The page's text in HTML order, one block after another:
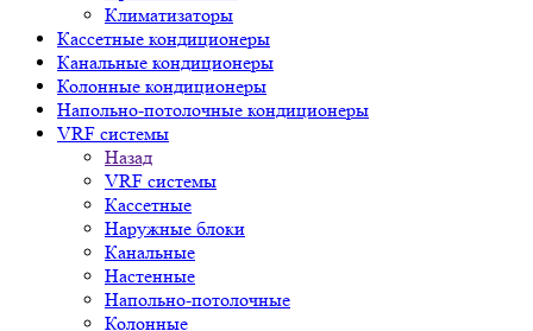
Климатизаторы
Кассетные кондиционеры
Канальные кондиционеры
Колонные кондиционеры
Напольно-потолочные кондиционеры
VRF системы
Назад
VRF системы
Кассетные
Наружные блоки
Канальные
Настенные
Напольно-потолочные
Колонные